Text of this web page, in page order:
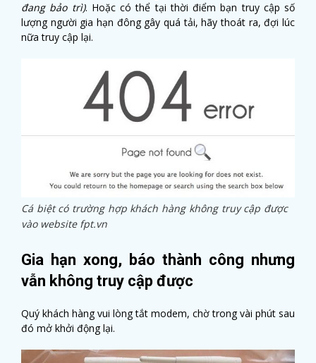
đang bảo trì). Hoặc có thể tại thời điểm bạn truy cập số
lượng người gia hạn đông gây quá tải, hãy thoát ra, đợi lúc
nữa truy cập lại.
Cá biệt có trường hợp khách hàng không truy cập được
vào website fpt.vn
Gia hạn xong, báo thành công nhưng
vẫn không truy cập được
Quý khách hàng vui lòng tắt modem, chờ trong vài phút sau
đó mở khởi động lại.